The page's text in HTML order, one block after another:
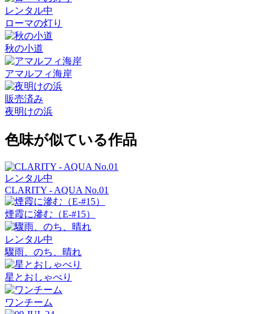
レンタル中
ローマの灯り
秋の小道
アマルフィ海岸
販売済み
夜明けの浜
色味が似ている作品
レンタル中
CLARITY - AQUA No.01
煙霞に滲む（E-#15）
レンタル中
驟雨、のち、晴れ
星とおしゃべり
ワンチーム